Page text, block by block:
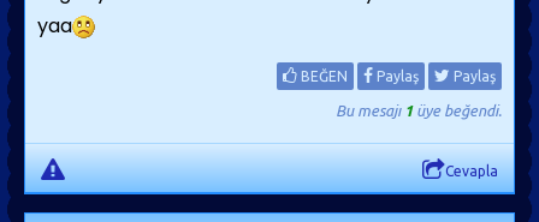
yaa
BEĞEN Paylaş Paylaş
Bu mesajı 1üye beğendi.
Cevapla